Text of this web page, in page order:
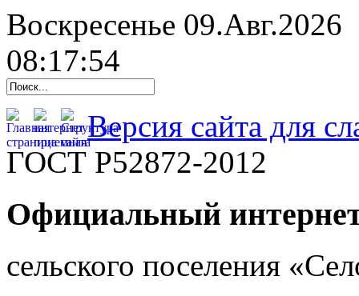
Воскресенье 09.Авг.2026
08:17:55
Версия сайта для
ГОСТ Р52872-2012
Официальный
cельского поселения